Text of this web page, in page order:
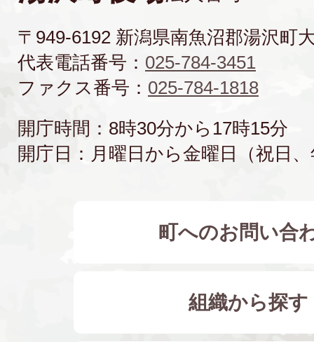
〒949-6192 新潟県南魚沼郡湯沢町
代表電話番号： 025-784-3451
ファクス番号： 025-784-1818
開庁時間：8時30分から17時15分
開庁日：月曜日から金曜日（祝日
町へのお問い合
組織から探す